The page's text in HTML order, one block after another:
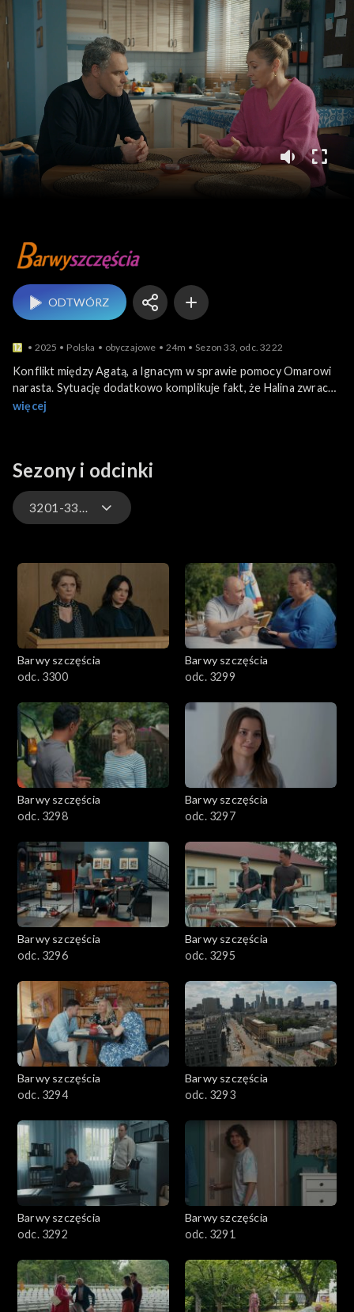
Barwy szczęścia
ODTWÓRZ
2025 Polska obyczajowe 24m Sezon 33, odc. 3222
Konflikt między Agatą, a Ignacym w sprawie pomocy Omarowi
narasta. Sytuację dodatkowo komplikuje fakt, że Halina zwraca
Kieliszewskiemu całą pożyczoną kwotę. W tym samym czasie
więcej
Sezony i odcinki
3201-3300
3201-3300
3101-3200
3001-3100
2901-3000
2801–2900
2701–2800
2501–2600
2401–2500
2301–2400
2201–2300
2101–2200
2001–2100
1801–1900
1701–1800
1601–1700
1501–1600
1401–1500
Barwy szczęścia
odc. 3300
Barwy szczęścia
odc. 3299
Barwy szczęścia
odc. 3298
Barwy szczęścia
odc. 3297
Barwy szczęścia
odc. 3296
Barwy szczęścia
odc. 3295
Barwy szczęścia
odc. 3294
Barwy szczęścia
odc. 3293
Barwy szczęścia
odc. 3292
Barwy szczęścia
odc. 3291